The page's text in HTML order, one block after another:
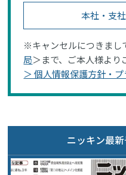
本社・支
※キャンセルにつきまし
局＞まで、ご本人様より
＞ 個人情報保護方針・
ニッキン最